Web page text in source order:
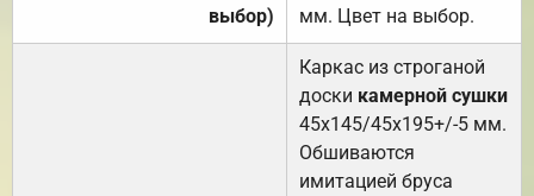
выбор)
мм. Цвет на выбор.
Каркас из строганой
доски камерной сушки
45х145/45х195+/-5 мм.
Обшиваются
имитацией бруса